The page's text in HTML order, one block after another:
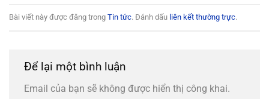
Bài viết này được đăng trong Tin tức. Đánh dấu liên kết thường trực.
Để lại một bình luận
Email của bạn sẽ không được hiển thị công khai.